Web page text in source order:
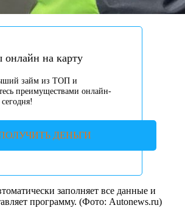
на карту
займ из ТОП и
преимуществами онлайн-
ДЕНЬГИ
заполняет все данные и
программу. (Фото: Autonews.ru)